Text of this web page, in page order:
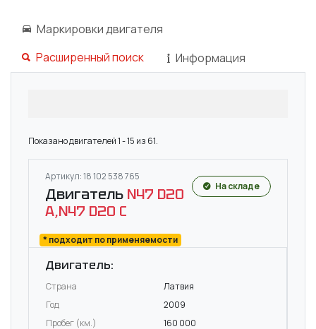
Маркировки двигателя
Расширенный поиск
Информация
Показано двигателей 1 - 15 из 61.
Артикул: 18 102 538 765
Двигатель N47 D20
A,N47 D20 C
* подходит по применяемости
На складе
Двигатель:
Страна
Латвия
Год
2009
Пробег (км.)
160 000